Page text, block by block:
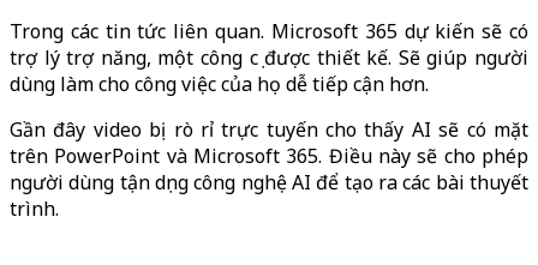
Trong các tin tức liên quan. Microsoft 365 dự kiến ​​sẽ có
trợ lý trợ năng, một công cụ được thiết kế. Sẽ giúp người
dùng làm cho công việc của họ dễ tiếp cận hơn.
Gần đây video bị rò rỉ trực tuyến cho thấy AI sẽ có mặt
trên PowerPoint và Microsoft 365. Điều này sẽ cho phép
người dùng tận dụng công nghệ AI để tạo ra các bài thuyết
trình.